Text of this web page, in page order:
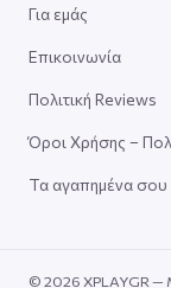
Για εμάς
Επικοινωνία
Πολιτική Reviews
Όροι Χρήσης –
Τα αγαπημένα σου
© 2026 XPLAYGR —